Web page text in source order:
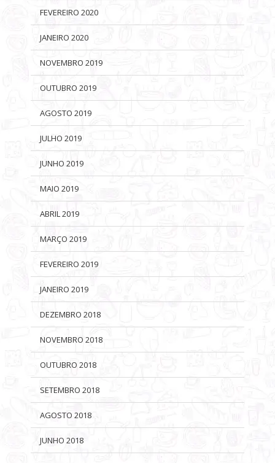
FEVEREIRO 2020
JANEIRO 2020
NOVEMBRO 2019
OUTUBRO 2019
AGOSTO 2019
JULHO 2019
JUNHO 2019
MAIO 2019
ABRIL 2019
MARÇO 2019
FEVEREIRO 2019
JANEIRO 2019
DEZEMBRO 2018
NOVEMBRO 2018
OUTUBRO 2018
SETEMBRO 2018
AGOSTO 2018
JUNHO 2018